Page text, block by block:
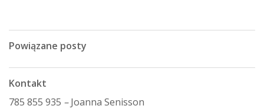
Powiązane posty
Kontakt
785 855 935 –Joanna Senisson